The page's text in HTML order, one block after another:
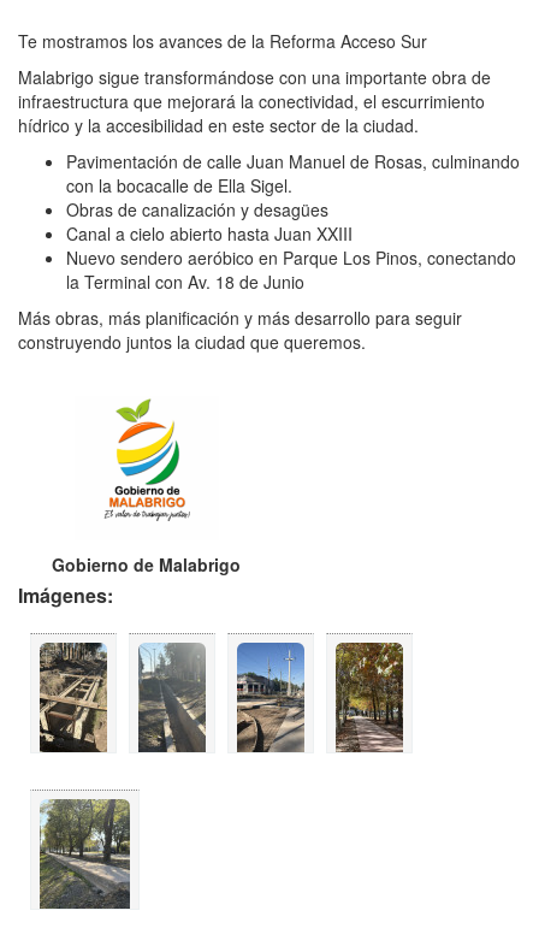
Te mostramos los avances de la Reforma Acceso Sur
Malabrigo sigue transformándose con una importante obra de
infraestructura que mejorará la conectividad, el escurrimiento
hídrico y la accesibilidad en este sector de la ciudad.
Pavimentación de calle Juan Manuel de Rosas, culminando
con la bocacalle de Ella Sigel.
Obras de canalización y desagües
Canal a cielo abierto hasta Juan XXIII
Nuevo sendero aeróbico en Parque Los Pinos, conectando
la Terminal con Av. 18 de Junio
Más obras, más planificación y más desarrollo para seguir
construyendo juntos la ciudad que queremos.
Gobierno de Malabrigo
Imágenes: